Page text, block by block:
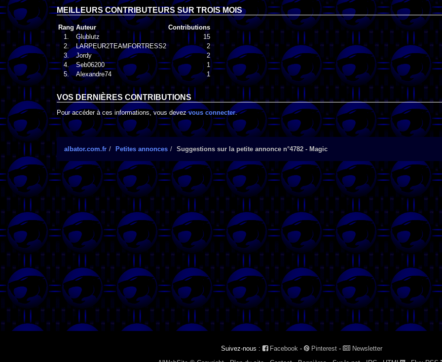
MEILLEURS CONTRIBUTEURS SUR TROIS MOIS
Rang Auteur
Contributions
1.
Glublutz
15
2.
LARPEUR2TEAMFORTRESS2
2
3.
Jordy
2
4.
Seb06200
1
5.
Alexandre74 1
VOS DERNIÈRES CONTRIBUTIONS
Pour accéder à ces informations, vous devezvous connecter.
albator.com.fr Petites annonces Suggestions sur la petite annonce n°4782 - Magic
Suivez-nous : Facebook - Pinterest -
Newsletter